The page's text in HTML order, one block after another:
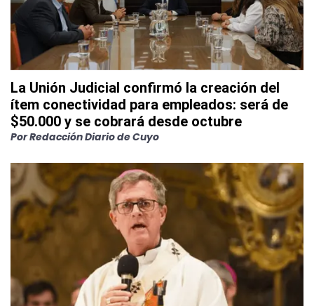
La Unión Judicial confirmó la creación del
ítem conectividad para empleados: será de
$50.000 y se cobrará desde octubre
PorRedacción Diario de Cuyo